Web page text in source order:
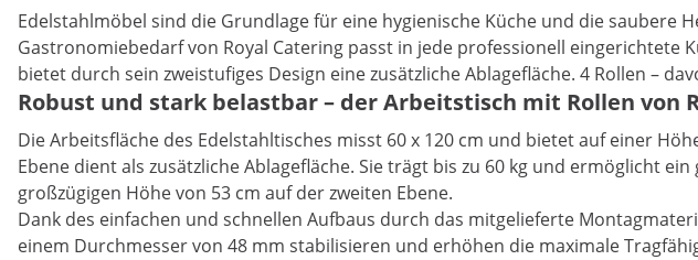
Edelstahlmöbel sind die Grundlage für eine hygienische Küche und die
Gastronomiebedarf von Royal Catering passt in jede professionell
bietet durch sein zweistufiges Design eine zusätzliche Ablagefläche. 4 Rollen –
Robust und stark belastbar – der Arbeitstisch mit Rollen
Die Arbeitsfläche des Edelstahltisches misst 60 x 120 cm und bietet auf einer
Ebene dient als zusätzliche Ablagefläche. Sie trägt bis zu 60 kg und ermöglicht
großzügigen Höhe von 53 cm auf der zweiten Ebene.
Dank des einfachen und schnellen Aufbaus durch das mitgelieferte
einem Durchmesser von 48 mm stabilisieren und erhöhen die maximale